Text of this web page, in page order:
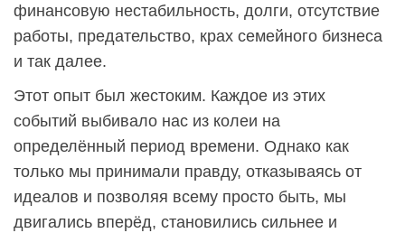
финансовую нестабильность, долги, отсутствие
работы, предательство, крах семейного бизнеса
и так далее.
Этот опыт был жестоким. Каждое из этих
событий выбивало нас из колеи на
определённый период времени. Однако как
только мы принимали правду, отказываясь от
идеалов и позволяя всему просто быть, мы
двигались вперёд, становились сильнее и